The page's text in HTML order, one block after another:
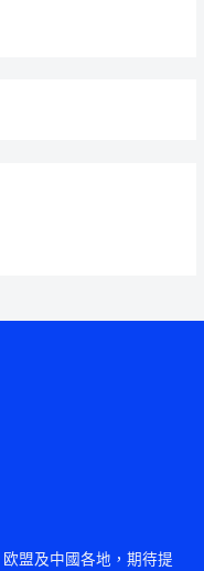
盟及中國各地，期待提